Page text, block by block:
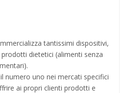
tantissimi dispositivi,
dietetici (alimenti senza
numero uno nei mercati specifici
ai propri clienti prodotti e